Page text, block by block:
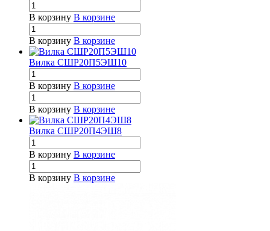
В корзину В корзине
В корзину В корзине
Вилка СШР20П5ЭШ10
В корзину В корзине
В корзину В корзине
Вилка СШР20П4ЭШ8
В корзину В корзине
В корзину В корзине